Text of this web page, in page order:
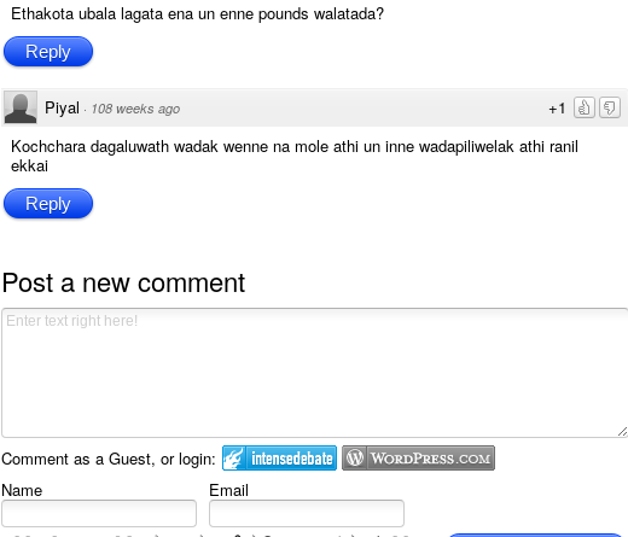
Ethakota ubala lagata ena un enne pounds walatada?
Reply
+1
Piyal · 108 weeks ago
Kochchara dagaluwath wadak wenne na mole athi un inne wadapiliwelak athi ranil
ekkai
Reply
Post a new comment
Comment as a Guest, or login:
Name
Email